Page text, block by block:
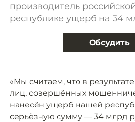
производитель
республике ущерб на 34
Обсудить
«Мы считаем, что в
лиц, совершённых
нанесён ущерб нашей
серьёзную сумму — 34 млрд